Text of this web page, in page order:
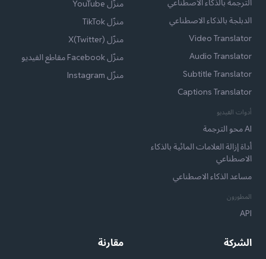
الدبلجة بالذكاء الاصطناعي
Video Translator
Audio Translator
Subtitle Translator
Captions Translator
أدوات الفيديو
AI محو الترجمة
أداة إزالة العلامات المائية بالذكاء
الاصطناعي
مساعد الذكاء الاصطناعي
المطورون
API
منزّل YouTube
منزّل TikTok
منزّل X(Twitter)
منزّل Facebook مقاطع الفيديو
منزّل Instagram
الشركة مقارنة